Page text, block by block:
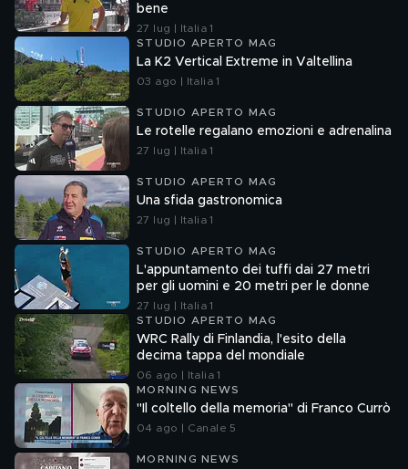
bene
27 lug | Italia 1
STUDIO APERTO MAG
La K2 Vertical Extreme in Valtellina
03 ago | Italia 1
STUDIO APERTO MAG
Le rotelle regalano emozioni e adrenalina
27 lug | Italia 1
STUDIO APERTO MAG
Una sfida gastronomica
27 lug | Italia 1
STUDIO APERTO MAG
L'appuntamento dei tuffi dai 27 metri
per gli uomini e 20 metri per le donne
27 lug | Italia 1
STUDIO APERTO MAG
WRC Rally di Finlandia, l'esito della
decima tappa del mondiale
06 ago | Italia 1
MORNING NEWS
"Il coltello della memoria" di Franco Currò
04 ago | Canale 5
MORNING NEWS